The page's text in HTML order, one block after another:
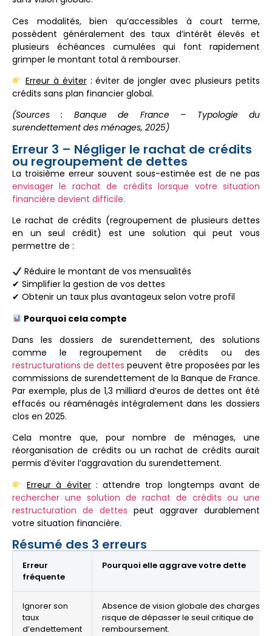
Ces modalités, bien qu’accessibles à court terme,
possèdent généralement des taux d’intérêt élevés et
plusieurs échéances cumulées qui font rapidement
grimper le montant total à rembourser.
Erreur à éviter: éviter de jongler avec plusieurs petits
crédits sans plan financier global.
(Sources : Banque de France – Typologie du
surendettement des ménages, 2025)
Erreur 3 – Négliger le rachat de crédits
ou regroupement de dettes
La troisième erreur souvent sous-estimée est de ne pas
envisager le rachat de crédits lorsque votre situation
financière devient difficile.
Le rachat de crédits (regroupement de plusieurs dettes
en un seul crédit) est une solution qui peut vous
permettre de :
Réduire le montant de vos mensualités
✔ Simplifier la gestion de vos dettes
✔ Obtenir un taux plus avantageux selon votre profil
Pourquoi cela compte
Dans les dossiers de surendettement, des solutions
comme le regroupement de crédits ou des
restructurations de dettes peuvent être proposées par les
commissions de surendettement de la Banque de France.
Par exemple, plus de 1,3 milliard d’euros de dettes ont été
effacés ou réaménagés intégralement dans les dossiers
clos en 2025.
Cela montre que, pour nombre de ménages, une
réorganisation de crédits ou un rachat de crédits aurait
permis d’éviter l’aggravation du surendettement.
Erreur à éviter: attendre trop longtemps avant de
rechercher une solution de rachat de crédits ou une
restructuration de dettes peut aggraver durablement
votre situation financière.
Résumé des 3 erreurs
Erreur
fréquente
Pourquoi elle aggrave votre dette
Ignorer son
taux
d’endettement
Absence de vision globale des charges,
risque de dépasser le seuil critique de
remboursement.